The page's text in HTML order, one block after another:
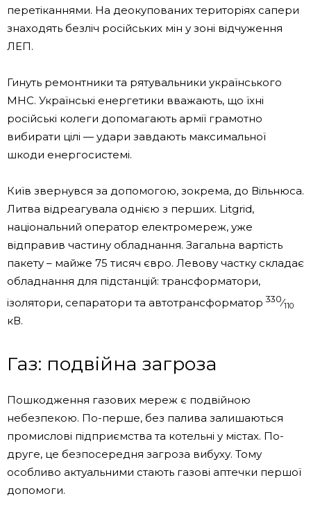
перетіканнями. На деокупованих територіях сапери
знаходять безліч російських мін у зоні відчуження
ЛЕП.
Гинуть ремонтники та рятувальники українського
МНС. Українські енергетики вважають, що їхні
російські колеги допомагають армії грамотно
вибирати цілі — удари завдають максимальної
шкоди енергосистемі.
Київ звернувся за допомогою, зокрема, до Вільнюса.
Литва відреагувала однією з перших. Litgrid,
національний оператор електромереж, уже
відправив частину обладнання. Загальна вартість
пакету – майже 75 тисяч євро. Левову частку складає
обладнання для підстанцій: трансформатори,
ізолятори, сепаратори та автотрансформатор330⁄110
кВ.
Газ: подвійна загроза
Пошкодження газових мереж є подвійною
небезпекою. По-перше, без палива залишаються
промислові підприємства та котельні у містах. По-
друге, це безпосередня загроза вибуху. Тому
особливо актуальними стають газові аптечки першої
допомоги.